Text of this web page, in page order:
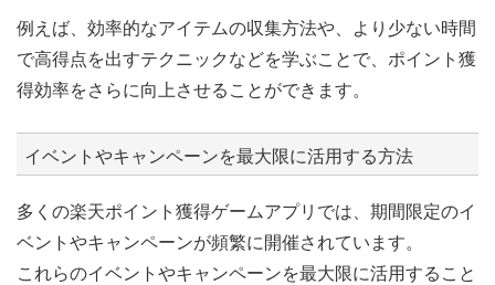
例えば、効率的なアイテムの収集方法や、より少ない時間
で高得点を出すテクニックなどを学ぶことで、ポイント獲
得効率をさらに向上させることができます。
イベントやキャンペーンを最大限に活用する方法
多くの楽天ポイント獲得ゲームアプリでは、期間限定のイ
ベントやキャンペーンが頻繁に開催されています。
これらのイベントやキャンペーンを最大限に活用すること